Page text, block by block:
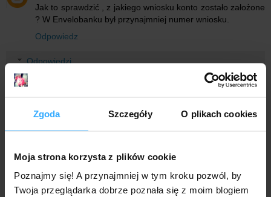
Zgoda Szczegóły O plikach cookies
Moja strona korzysta z plików cookie
Poznajmy się! A przynajmniej w tym kroku pozwól, by
Twoja przeglądarka dobrze poznała się z moim blogiem
Jak to sprawdzić , z jakiego wniosku konto zostało założone
? W Envelobanku był przynajmniej numer wniosku.
Odpowiedz
Odpowiedzi
Myślę, że powinna wystarczyć sama zapowiedź
podstawie wcześniej złożonego wniosku przez Internet,
który tylko kwalifikuje do promocji. Pokaże bowiem